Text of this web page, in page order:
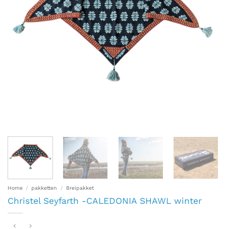
Home / pakketten / Breipakket
Christel Seyfarth -CALEDONIA SHAWL winter